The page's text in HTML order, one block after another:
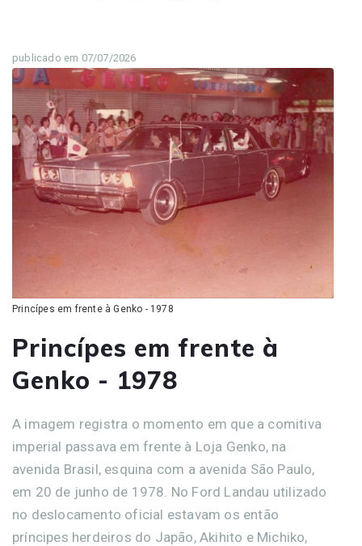
publicado em 07/07/2026
Princípes em frente à Genko - 1978
Princípes em frente à
Genko - 1978
A imagem registra o momento em que a comitiva
imperial passava em frente à Loja Genko, na
avenida Brasil, esquina com a avenida São Paulo,
em 20 de junho de 1978. No Ford Landau utilizado
no deslocamento oficial estavam os então
príncipes herdeiros do Japão, Akihito e Michiko,